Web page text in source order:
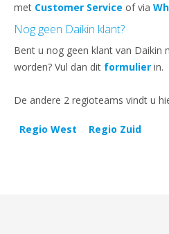
met Customer Service of via
Nog geen Daikin klant?
Bent u nog geen klant van Daikin
worden? Vul dan dit formulier in.
De andere 2 regioteams vindt u
Regio West Regio Zuid